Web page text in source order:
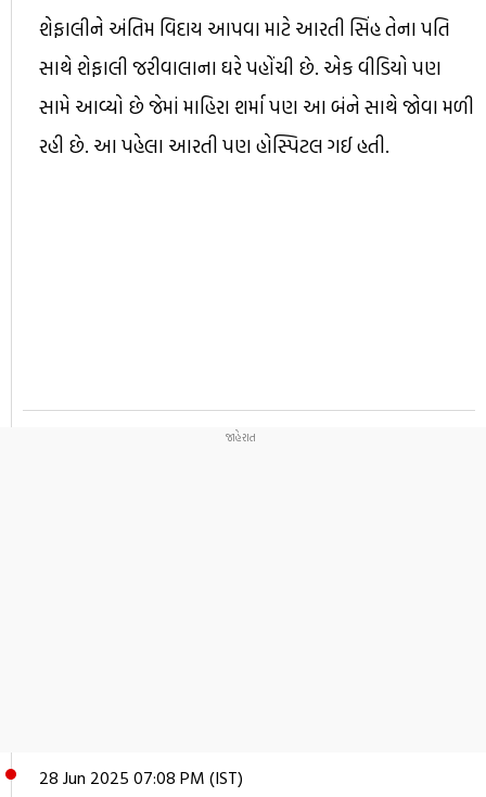
શેફાલીને અંતિમ વિદાય આપવા માટે આરતી સિંહ તેના પતિ
સાથે શેફાલી જરીવાલાના ઘરે પહોંચી છે. એક વીડિયો પણ
સામે આવ્યો છે જેમાં માહિરા શર્મા પણ આ બંને સાથે જોવા મળી
રહી છે. આ પહેલા આરતી પણ હોસ્પિટલ ગઈ હતી.
28 Jun 2025 07:08 PM (IST)